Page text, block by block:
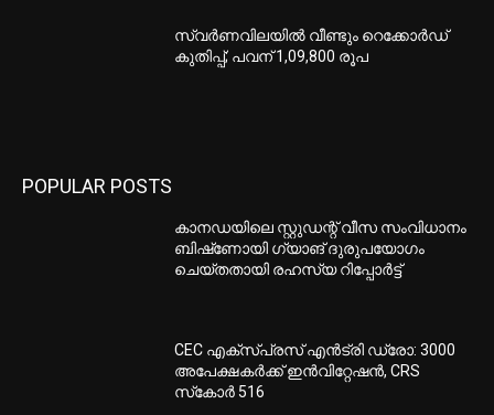
സ്വർണവിലയിൽ വീണ്ടും റെക്കോർഡ്
കുതിപ്പ്; പവന് 1,09,800 രൂപ
POPULAR POSTS
കാനഡയിലെ സ്റ്റുഡന്റ് വീസ സംവിധാനം
ബിഷ്‌ണോയി ഗ്യാങ് ദുരുപയോഗം
ചെയ്തതായി രഹസ്യ റിപ്പോർട്ട്
CEC എക്‌സ്പ്രസ് എന്‍ട്രി ഡ്രോ: 3000
അപേക്ഷകര്‍ക്ക് ഇന്‍വിറ്റേഷന്‍, CRS
സ്‌കോര്‍ 516